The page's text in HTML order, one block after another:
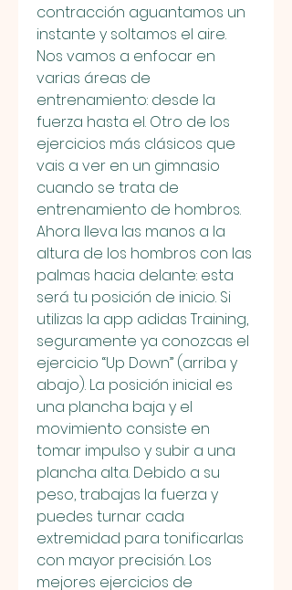
contracción aguantamos un
instante y soltamos el aire.
Nos vamos a enfocar en
varias áreas de
entrenamiento: desde la
fuerza hasta el. Otro de los
ejercicios más clásicos que
vais a ver en un gimnasio
cuando se trata de
entrenamiento de hombros.
Ahora lleva las manos a la
altura de los hombros con las
palmas hacia delante: esta
será tu posición de inicio. Si
utilizas la app adidas Training,
seguramente ya conozcas el
ejercicio “Up Down” (arriba y
abajo). La posición inicial es
una plancha baja y el
movimiento consiste en
tomar impulso y subir a una
plancha alta. Debido a su
peso, trabajas la fuerza y
puedes turnar cada
extremidad para tonificarlas
con mayor precisión. Los
mejores ejercicios de